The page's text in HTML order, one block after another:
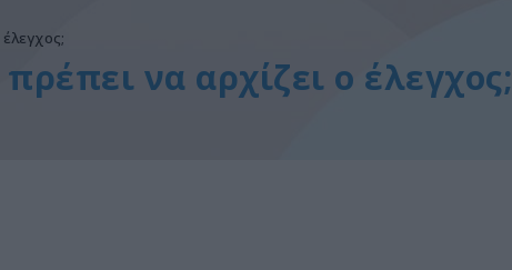
να αρχίζει ο έλεγχος;